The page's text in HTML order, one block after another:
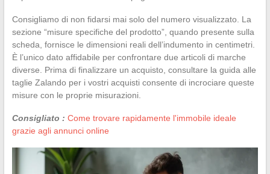
Consigliamo di non fidarsi mai solo del numero visualizzato. La
sezione “misure specifiche del prodotto”, quando presente sulla
scheda, fornisce le dimensioni reali dell’indumento in centimetri.
È l’unico dato affidabile per confrontare due articoli di marche
diverse. Prima di finalizzare un acquisto, consultare la guida alle
taglie Zalando per i vostri acquisti consente di incrociare queste
misure con le proprie misurazioni.
Consigliato : Come trovare rapidamente l'immobile ideale
grazie agli annunci online